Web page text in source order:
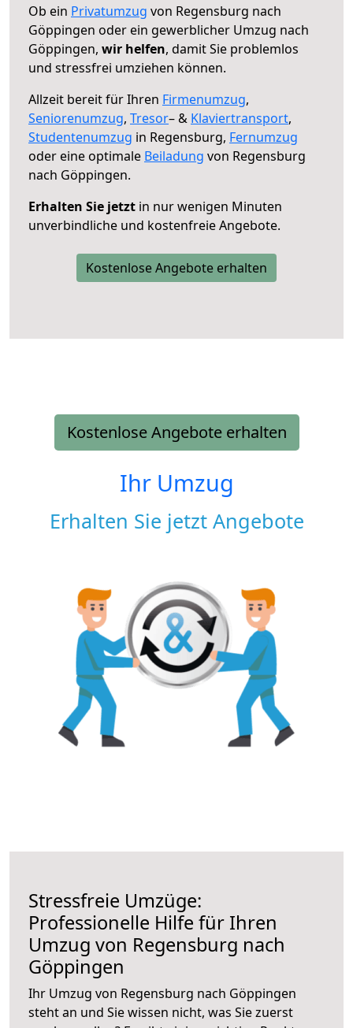
Ob ein Privatumzug von Regensburg nach
Göppingen oder ein gewerblicher Umzug nach
Göppingen, wir helfen, damit Sie problemlos
und stressfrei umziehen können.
Allzeit bereit für Ihren Firmenumzug,
Seniorenumzug, Tresor– & Klaviertransport,
Studentenumzug in Regensburg, Fernumzug
oder eine optimale Beiladung von Regensburg
nach Göppingen.
Erhalten Sie jetzt in nur wenigen Minuten
unverbindliche und kostenfreie Angebote.
Kostenlose Angebote erhalten
Kostenlose Angebote erhalten
Ihr Umzug
Erhalten Sie jetzt Angebote
Stressfreie Umzüge:
Professionelle Hilfe für Ihren
Umzug von Regensburg nach
Göppingen
Ihr Umzug von Regensburg nach Göppingen
steht an und Sie wissen nicht, was Sie zuerst